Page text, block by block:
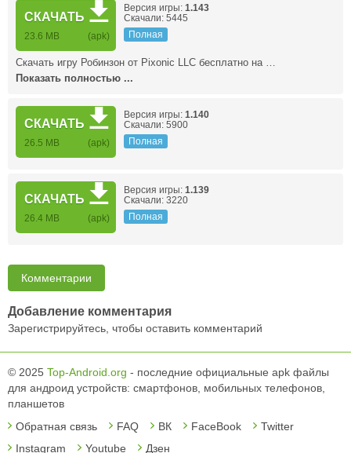
СКАЧАТЬ
23.6 MB (apk)
Версия игры: 1.143
Скачали: 5445
Полная
Скачать игру Робинзон от Pixonic LLC бесплатно на …
Показать полностью ...
СКАЧАТЬ
26.5 MB (apk)
Версия игры: 1.140
Скачали: 5900
Полная
СКАЧАТЬ
26.4 MB (apk)
Версия игры: 1.139
Скачали: 3220
Полная
Комментарии
Добавление комментария
Зарегистрируйтесь, чтобы оставить комментарий
© 2025 Top-Android.org - последние официальные apk файлы
для андроид устройств: смартфонов, мобильных телефонов,
планшетов
Обратная связь
FAQ ВК FaceBook
Twitter
Instagram
Youtube Дзен